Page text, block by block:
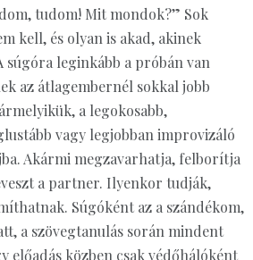
tudom! Mit mondok?” Sok
kell, és olyan is akad, akinek
leginkább a próbán van
az átlagembernél sokkal jobb
a legokosabb,
vagy legjobban improvizáló
Akármi megzavarhatja, felborítja
a partner. Ilyenkor tudják,
Súgóként az a szándékom,
a szövegtanulás során mindent
előadás közben csak védőhálóként